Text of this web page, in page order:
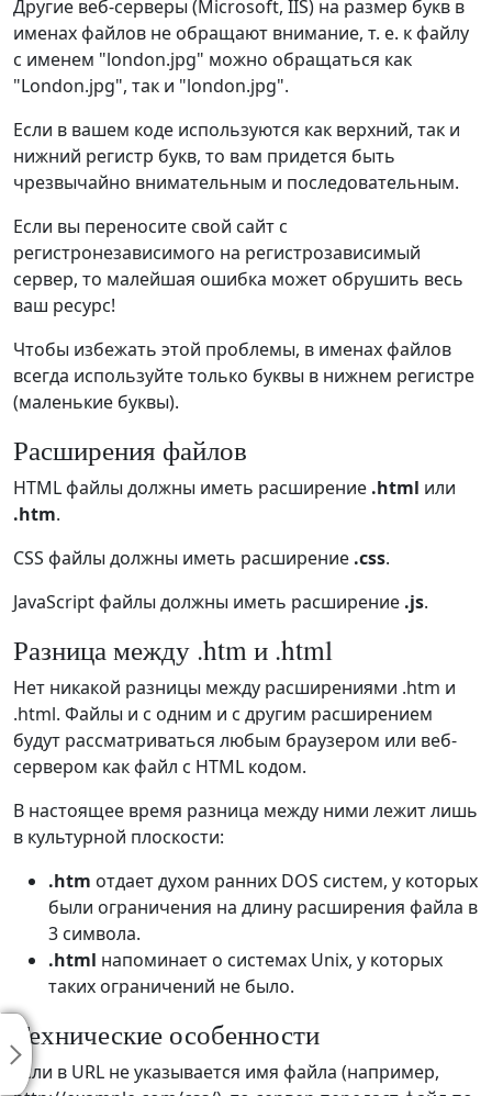
Другие веб-серверы (Microsoft, IIS) на размер букв в
именах файлов не обращают внимание, т. е. к файлу
с именем "london.jpg" можно обращаться как
"London.jpg", так и "london.jpg".
Если в вашем коде используются как верхний, так и
нижний регистр букв, то вам придется быть
чрезвычайно внимательным и последовательным.
Если вы переносите свой сайт с
регистронезависимого на регистрозависимый
сервер, то малейшая ошибка может обрушить весь
ваш ресурс!
Чтобы избежать этой проблемы, в именах файлов
всегда используйте только буквы в нижнем регистре
(маленькие буквы).
Расширения файлов
HTML файлы должны иметь расширение .html или
.htm.
CSS файлы должны иметь расширение .css.
JavaScript файлы должны иметь расширение .js.
Разница между .htm и .html
Нет никакой разницы между расширениями .htm и
.html. Файлы и с одним и с другим расширением
будут рассматриваться любым браузером или веб-
сервером как файл с HTML кодом.
В настоящее время разница между ними лежит лишь
в культурной плоскости:
.htm отдает духом ранних DOS систем, у которых
были ограничения на длину расширения файла в
3 символа.
.html напоминает о системах Unix, у которых
таких ограничений не было.
Технические особенности
Если в URL не указывается имя файла (например,